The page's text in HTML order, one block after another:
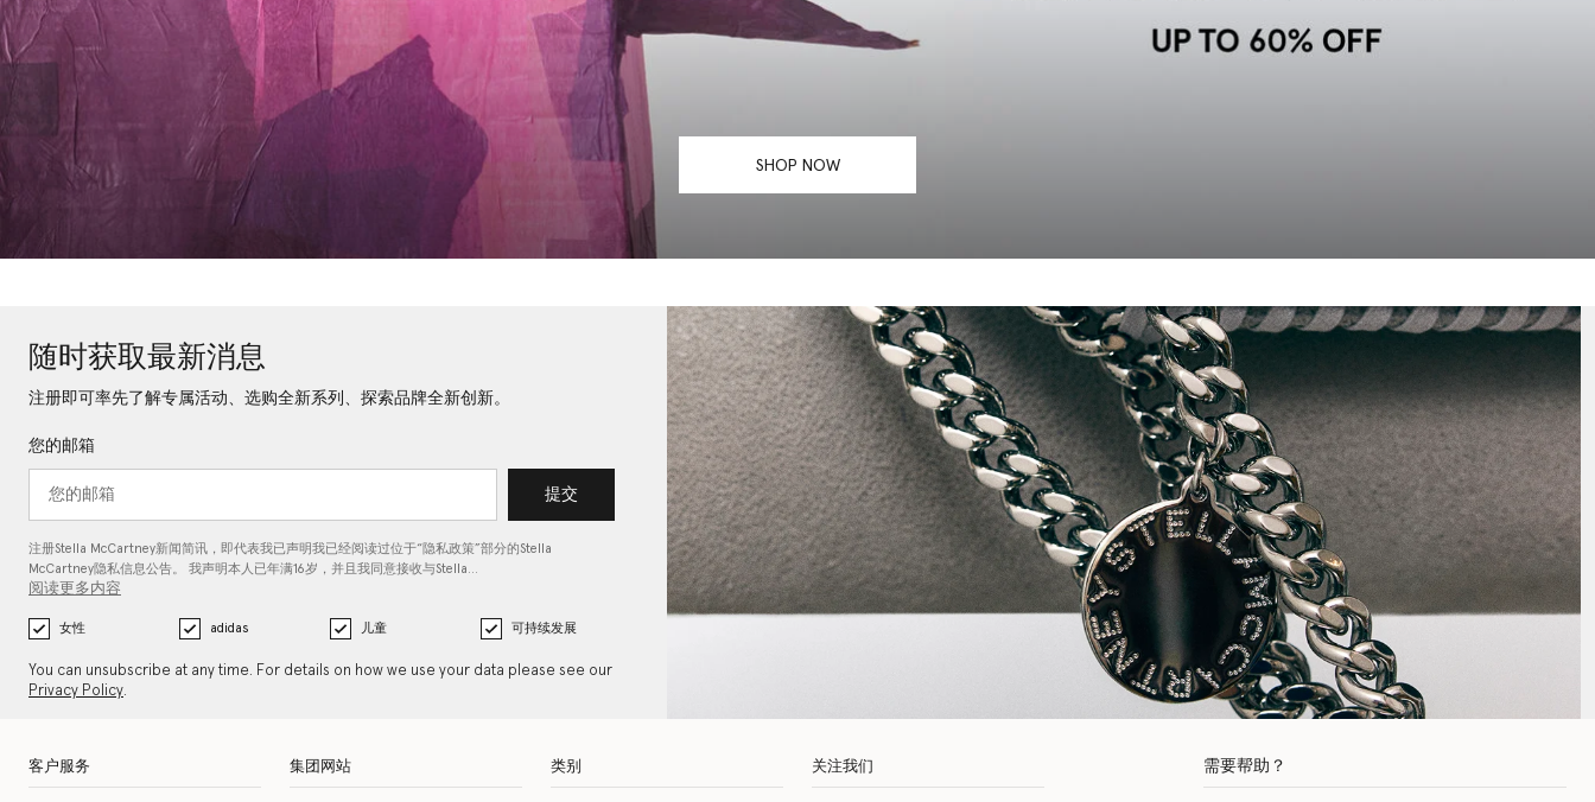
SHOP NOW
随时获取最新消息
注册即可率先了解专属活动、选购全新系列、探索品牌全新创新。
您的邮箱
提交
注册Stella McCartney新闻简讯，即代表我已声明我已经阅读过位于“隐私政策”部分的Stella
McCartney隐私信息公告。 我声明本人已年满16岁，并且我同意接收与Stella…
阅读更多内容
女性 adidas 儿童 可持续发展
You can unsubscribe at any time. For details on how we use your data please see our
Privacy Policy
客户服务 集团网站 类别 关注我们 需要帮助？